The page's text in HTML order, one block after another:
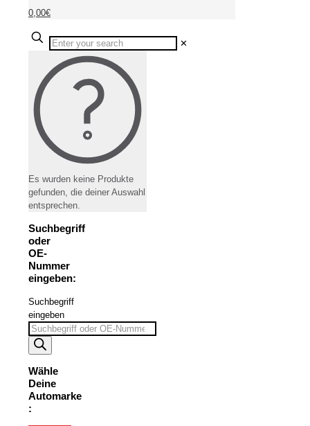
0,00€
✕
Es wurden keine Produkte
gefunden, die deiner Auswahl
entsprechen.
Suchbegriff
oder
OE-
Nummer
eingeben:
Suchbegriff
eingeben
Wähle
Deine
Automarke
: